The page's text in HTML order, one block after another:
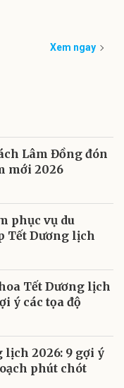
Xem ngay
Lâm Đồng đón
mới 2026
phục vụ du
Tết Dương lịch
Tết Dương lịch
ý các tọa độ
lịch 2026: 9 gợi ý
phút chót